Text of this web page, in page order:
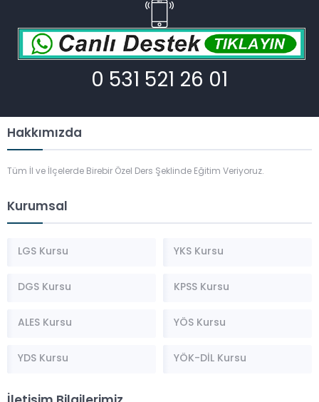
0 531 521 26 01
Hakkımızda
Tüm İl ve İlçelerde Birebir Özel Ders Şeklinde Eğitim Veriyoruz.
Kurumsal
LGS Kursu YKS Kursu
DGS Kursu KPSS Kursu
ALES Kursu YÖS Kursu
YDS Kursu YÖK-DİL Kursu